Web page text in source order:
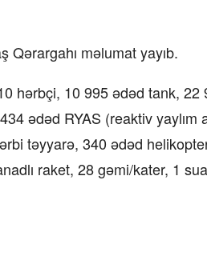
məlumat yayıb.
hərbçi, 10 995 ədəd tank, 22
ədəd RYAS (reaktiv
təyyarə, 340 ədəd
raket, 28 gəmi/kater, 1